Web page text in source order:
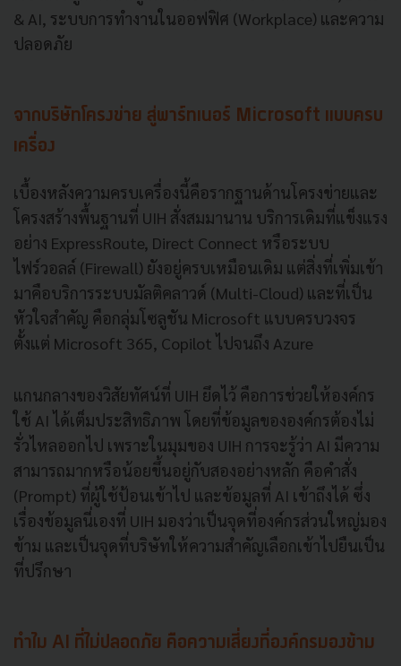
& AI, ระบบการทำงานในออฟฟิศ (Workplace) และความ
ปลอดภัย
จากบริษัทโครงข่าย สู่พาร์ทเนอร์ Microsoft แบบครบ
เครื่อง
เบื้องหลังความครบเครื่องนี้คือรากฐานด้านโครงข่ายและ
โครงสร้างพื้นฐานที่ UIH สั่งสมมานาน บริการเดิมที่แข็งแรง
อย่าง ExpressRoute, Direct Connect หรือระบบ
ไฟร์วอลล์ (Firewall) ยังอยู่ครบเหมือนเดิม แต่สิ่งที่เพิ่มเข้า
มาคือบริการระบบมัลติคลาวด์ (Multi-Cloud) และที่เป็น
หัวใจสำคัญ คือกลุ่มโซลูชัน Microsoft แบบครบวงจร
ตั้งแต่ Microsoft 365, Copilot ไปจนถึง Azure
แกนกลางของวิสัยทัศน์ที่ UIH ยึดไว้ คือการช่วยให้องค์กร
ใช้ AI ได้เต็มประสิทธิภาพ โดยที่ข้อมูลขององค์กรต้องไม่
รั่วไหลออกไป เพราะในมุมของ UIH การจะรู้ว่า AI มีความ
สามารถมากหรือน้อยขึ้นอยู่กับสองอย่างหลัก คือคำสั่ง
(Prompt) ที่ผู้ใช้ป้อนเข้าไป และข้อมูลที่ AI เข้าถึงได้ ซึ่ง
เรื่องข้อมูลนี่เองที่ UIH มองว่าเป็นจุดที่องค์กรส่วนใหญ่มอง
ข้าม และเป็นจุดที่บริษัทให้ความสำคัญเลือกเข้าไปยืนเป็น
ที่ปรึกษา
ทำไม AI ที่ไม่ปลอดภัย คือความเสี่ยงที่องค์กรมองข้าม